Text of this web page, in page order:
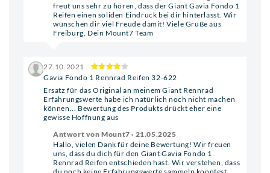
freut uns sehr zu hören, dass der Giant Gavia Fondo 1
Reifen einen soliden Eindruck bei dir hinterlässt. Wir
wünschen dir viel Freude damit! Viele Grüße aus
Freiburg, Dein Mount7 Team
27.10.2021
Gavia Fondo 1 Rennrad Reifen 32-622
Ersatz für das Original an meinem Giant Rennrad
Erfahrungswerte habe ich natürlich noch nicht machen
können... Bewertung des Produkts drückt eher eine
gewisse Hoffnung aus
Antwort von Mount7 · 21.05.2025
Hallo, vielen Dank für deine Bewertung! Wir freuen
uns, dass du dich für den Giant Gavia Fondo 1
Rennrad Reifen entschieden hast. Wir verstehen, dass